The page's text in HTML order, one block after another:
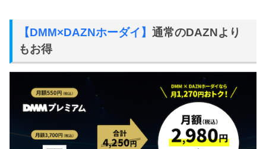
【DMM×DAZNホーダイ】 通常のDAZNより
もお得